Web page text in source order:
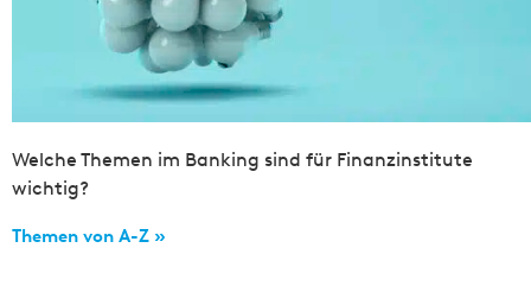
Welche Themen im Banking sind für Finanzinstitute
wichtig?
Themen von A-Z »